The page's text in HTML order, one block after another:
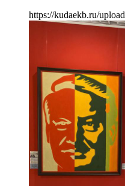
https://kudaekb.ru/